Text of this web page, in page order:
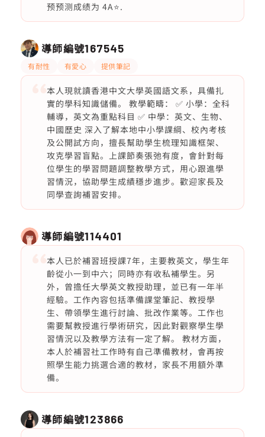
预预测成绩为 4A⭐️.
導師編號167545
有耐性 有愛心 提供筆記
本人現就讀香港中文大學英國語文系，具備扎
實的學科知識儲備。 教學範疇： ✅ 小學：全科
輔導，英文為重點科目 ✅ 中學：英文、生物、
中國歷史 深入了解本地中小學課綱、校內考核
及公開試方向，擅長幫助學生梳理知識框架、
攻克學習盲點。上課節奏張弛有度，會針對每
位學生的學習問題調整教學方式，用心跟進學
習情況，協助學生成績穩步進步。歡迎家長及
同學查詢補習安排。
導師編號114401
本人已於補習班授課7年，主要教英文，學生年
齡從小一到中六；同時亦有收私補學生。另
外，曾擔任大學英文教授助理，並已有一年半
經驗。工作內容包括準備課堂筆記、教授學
生、帶領學生進行討論、批改作業等。工作也
需要幫教授進行學術研究，因此對觀察學生學
習情況以及教學方法有一定了解。 教材方面，
本人於補習社工作時有自己準備教材，會再按
照學生能力挑選合適的教材，家長不用額外準
備。
導師編號123866